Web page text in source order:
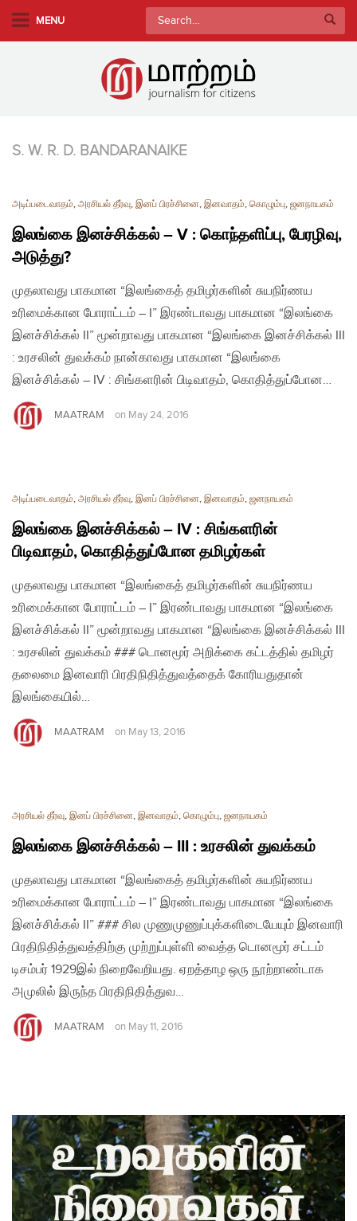
MENU
Search
for:
S. W. R. D. BANDARANAIKE
அடிப்படைவாதம், அரசியல் தீர்வு, இனப் பிரச்சினை, இனவாதம், கொழும்பு, ஜனநாயகம்
இலங்கை இனச்சிக்கல் – V : கொந்தளிப்பு, பேரழிவு,
அடுத்து?
முதலாவது பாகமான “இலங்கைத் தமிழர்களின் சுயநிர்ணய
உரிமைக்கான போராட்டம் – I” இரண்டாவது பாகமான “இலங்கை
இனச்சிக்கல் II” மூன்றாவது பாகமான “இலங்கை இனச்சிக்கல் III
: உரசலின் துவக்கம் நான்காவது பாகமான “இலங்கை
இனச்சிக்கல் – IV : சிங்களரின் பிடிவாதம், கொதித்துப்போன…
MAATRAM on May 24, 2016
அடிப்படைவாதம், அரசியல் தீர்வு, இனப் பிரச்சினை, இனவாதம், ஜனநாயகம்
இலங்கை இனச்சிக்கல் – IV : சிங்களரின்
பிடிவாதம், கொதித்துப்போன தமிழர்கள்
முதலாவது பாகமான “இலங்கைத் தமிழர்களின் சுயநிர்ணய
உரிமைக்கான போராட்டம் – I” இரண்டாவது பாகமான “இலங்கை
இனச்சிக்கல் II” மூன்றாவது பாகமான “இலங்கை இனச்சிக்கல் III
: உரசலின் துவக்கம் ### டொனமூர் அறிக்கை கட்டத்தில் தமிழர்
தலைமை இனவாரி பிரதிநிதித்துவத்தைக் கோரியதுதான்
இலங்கையில்…
MAATRAM on May 13, 2016
அரசியல் தீர்வு, இனப் பிரச்சினை, இனவாதம், கொழும்பு, ஜனநாயகம்
இலங்கை இனச்சிக்கல் – III : உரசலின் துவக்கம்
முதலாவது பாகமான “இலங்கைத் தமிழர்களின் சுயநிர்ணய
உரிமைக்கான போராட்டம் – I” இரண்டாவது பாகமான “இலங்கை
இனச்சிக்கல் II” ### சில முணுமுணுப்புக்களிடையேயும் இனவாரி
பிரதிநிதித்துவத்திற்கு முற்றுப்புள்ளி வைத்த டொனமூர் சட்டம்
டிசம்பர் 1929இல் நிறைவேறியது. ஏறத்தாழ ஒரு நூற்றாண்டாக
அமுலில் இருந்த பிரதிநிதித்துவ…
MAATRAM on May 11, 2016